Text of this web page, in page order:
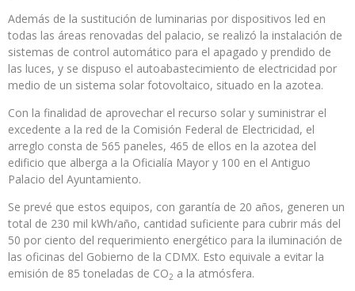
Además de la sustitución de luminarias por dispositivos led en
todas las áreas renovadas del palacio, se realizó la instalación de
sistemas de control automático para el apagado y prendido de
las luces, y se dispuso el autoabastecimiento de electricidad por
medio de un sistema solar fotovoltaico, situado en la azotea.
Con la finalidad de aprovechar el recurso solar y suministrar el
excedente a la red de la Comisión Federal de Electricidad, el
arreglo consta de 565 paneles, 465 de ellos en la azotea del
edificio que alberga a la Oficialía Mayor y 100 en el Antiguo
Palacio del Ayuntamiento.
Se prevé que estos equipos, con garantía de 20 años, generen un
total de 230 mil kWh/año, cantidad suficiente para cubrir más del
50 por ciento del requerimiento energético para la iluminación de
las oficinas del Gobierno de la CDMX. Esto equivale a evitar la
emisión de 85 toneladas de CO2 a la atmósfera.